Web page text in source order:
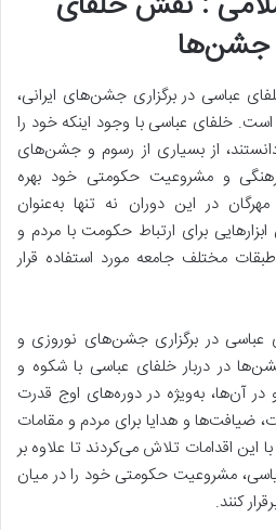
جشن‌ها
عباسی در برگزاری جشن‌های ایرانی،
است. خلفای عباسی با وجود اینکه خود را
از بسیاری از رسوم و جشن‌های
و مشروعیت حکومتی خود بهره
در این دوران نه تنها به‌عنوان
برای ارتباط حکومت با مردم و
مختلف جامعه مورد استفاده قرار
عباسی در برگزاری جشن‌های نوروزی و
در دربار خلفای عباسی با شکوه و
آن‌ها، به‌ویژه در دوره‌های اوج قدرت
ضیافت‌ها و هدایا برای مردم و مقامات
این اقدامات تلاش می‌کردند تا علاوه بر
مشروعیت حکومتی خود را در میان
کنند.